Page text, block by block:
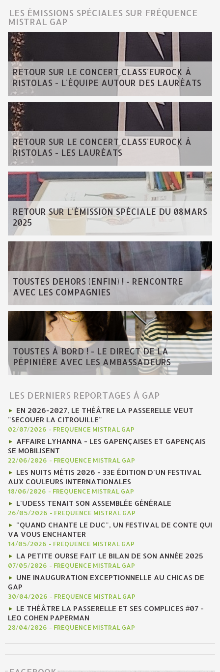
LES ÉMISSIONS SPÉCIALES SUR FRÉQUENCE
MISTRAL GAP
RETOUR SUR LE CONCERT CLASS'EUROCK À
RISTOLAS - L'ÉQUIPE AUTOUR DES LAURÉATS
RETOUR SUR LE CONCERT CLASS'EUROCK À
RISTOLAS - LES LAURÉATS
RETOUR SUR L'ÉMISSION SPÉCIALE DU 08MARS
2025
TOUSTES DEHORS (ENFIN) ! - RENCONTRE
AVEC LES COMPAGNIES
TOUSTES À BORD ! - LE DIRECT DE LA
PÉPINIÈRE AVEC LES AMBASSADEURS
LES DERNIERS REPORTAGES À GAP
EN 2026-2027, LE THÉÂTRE LA PASSERELLE VEUT
"SECOUER LA CITROUILLE"
02/07/2026 - FREQUENCE MISTRAL GAP
AFFAIRE LYHANNA - LES GAPENÇAISES ET GAPENÇAIS
SE MOBILISENT
22/06/2026 - FREQUENCE MISTRAL GAP
LES NUITS MÉTIS 2026 - 33E ÉDITION D'UN FESTIVAL
AUX COULEURS INTERNATIONALES
18/06/2026 - FREQUENCE MISTRAL GAP
L'UDESS TENAIT SON ASSEMBLÉE GÉNÉRALE
26/05/2026 - FREQUENCE MISTRAL GAP
"QUAND CHANTE LE DUC", UN FESTIVAL DE CONTE QUI
VA VOUS ENCHANTER
14/05/2026 - FREQUENCE MISTRAL GAP
LA PETITE OURSE FAIT LE BILAN DE SON ANNÉE 2025
07/05/2026 - FREQUENCE MISTRAL GAP
UNE INAUGURATION EXCEPTIONNELLE AU CHICAS DE
GAP
30/04/2026 - FREQUENCE MISTRAL GAP
LE THÉÂTRE LA PASSERELLE ET SES COMPLICES #07 -
LEO COHEN PAPERMAN
28/04/2026 - FREQUENCE MISTRAL GAP